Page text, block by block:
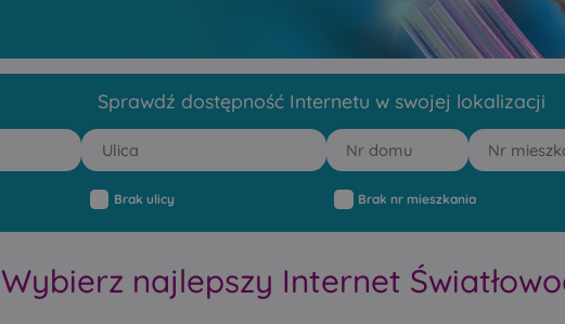
Sprawdź dostępność Internetu w swojej lokalizacji
Brak ulicy Brak nr mieszkania
Wybierz najlepszy Internet